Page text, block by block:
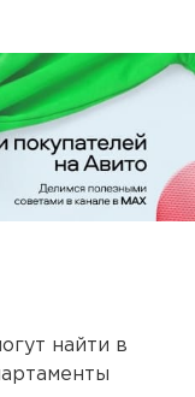
найти в